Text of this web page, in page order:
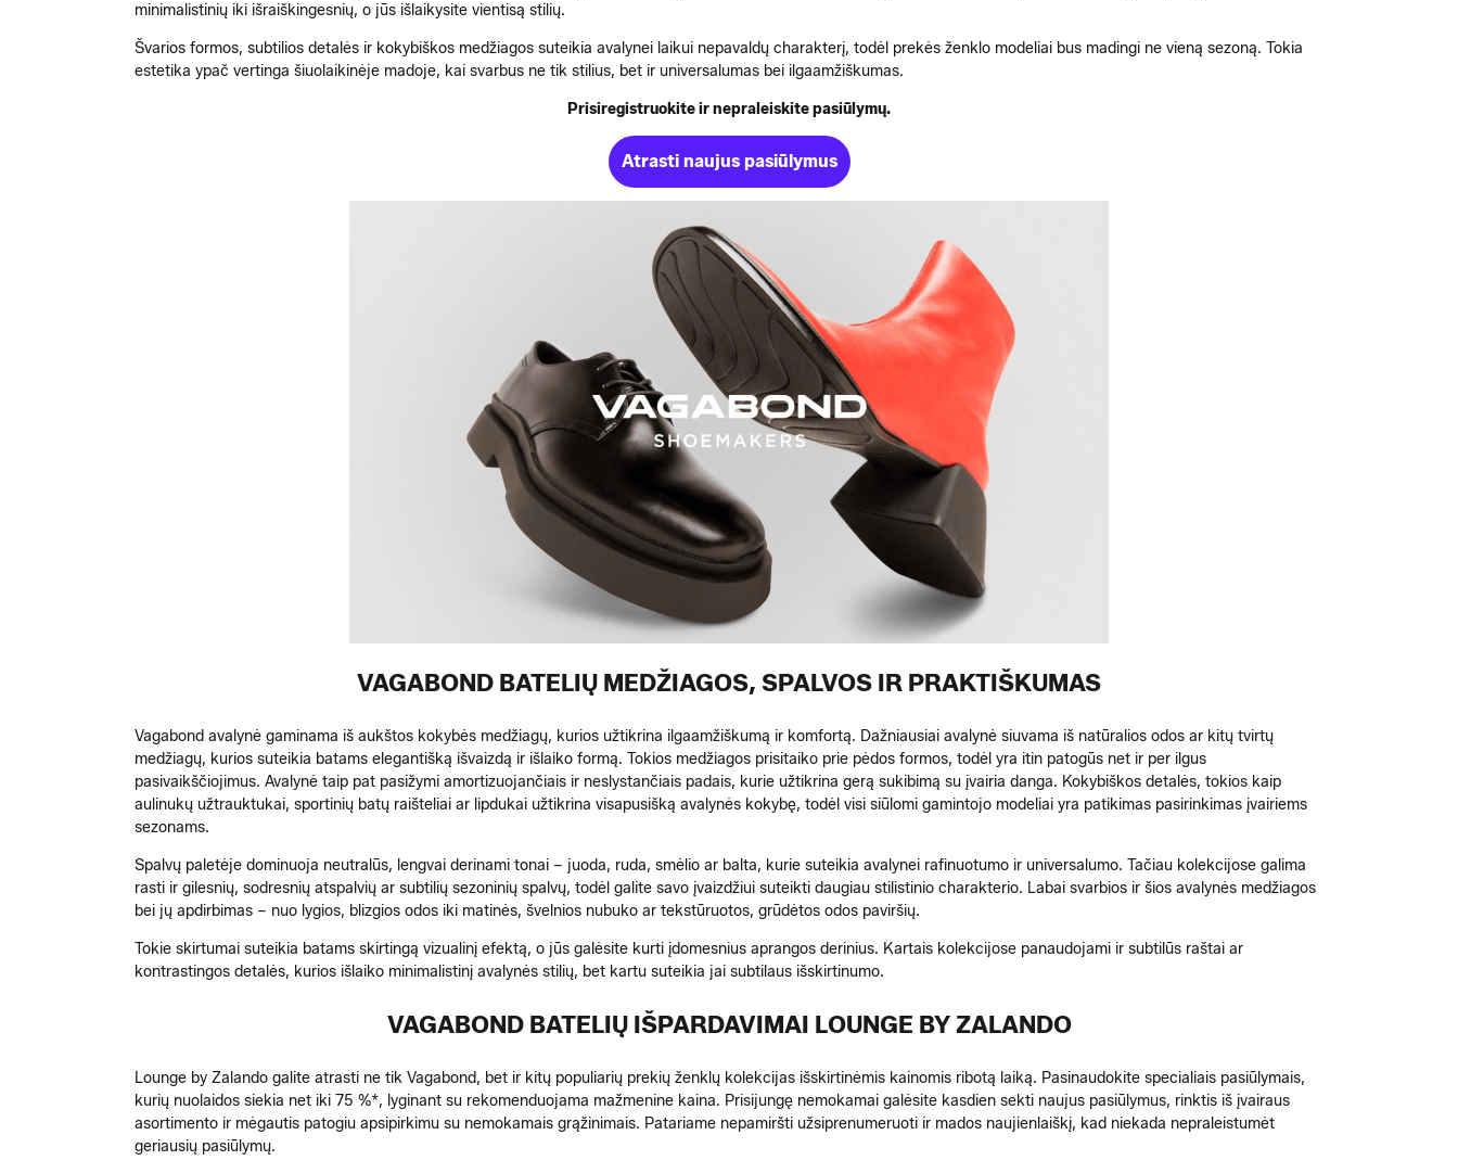
minimalistinių iki išraiškingesnių, o jūs išlaikysite vientisą stilių.
Švarios formos, subtilios detalės ir kokybiškos medžiagos suteikia avalynei laikui nepavaldų charakterį, todėl prekės ženklo modeliai bus madingi ne vieną sezoną. Tokia
estetika ypač vertinga šiuolaikinėje madoje, kai svarbus ne tik stilius, bet ir universalumas bei ilgaamžiškumas.
Prisiregistruokite ir nepraleiskite pasiūlymų.
Atrasti naujus pasiūlymus
VAGABOND BATELIŲ MEDŽIAGOS, SPALVOS IR PRAKTIŠKUMAS
Vagabond avalynė gaminama iš aukštos kokybės medžiagų, kurios užtikrina ilgaamžiškumą ir komfortą. Dažniausiai avalynė siuvama iš natūralios odos ar kitų tvirtų
medžiagų, kurios suteikia batams elegantišką išvaizdą ir išlaiko formą. Tokios medžiagos prisitaiko prie pėdos formos, todėl yra itin patogūs net ir per ilgus
pasivaikščiojimus. Avalynė taip pat pasižymi amortizuojančiais ir neslystančiais padais, kurie užtikrina gerą sukibimą su įvairia danga. Kokybiškos detalės, tokios kaip
aulinukų užtrauktukai, sportinių batų raišteliai ar lipdukai užtikrina visapusišką avalynės kokybę, todėl visi siūlomi gamintojo modeliai yra patikimas pasirinkimas įvairiems
sezonams.
Spalvų paletėje dominuoja neutralūs, lengvai derinami tonai – juoda, ruda, smėlio ar balta, kurie suteikia avalynei rafinuotumo ir universalumo. Tačiau kolekcijose galima
rasti ir gilesnių, sodresnių atspalvių ar subtilių sezoninių spalvų, todėl galite savo įvaizdžiui suteikti daugiau stilistinio charakterio. Labai svarbios ir šios avalynės medžiagos
bei jų apdirbimas – nuo lygios, blizgios odos iki matinės, švelnios nubuko ar tekstūruotos, grūdėtos odos paviršių.
Tokie skirtumai suteikia batams skirtingą vizualinį efektą, o jūs galėsite kurti įdomesnius aprangos derinius. Kartais kolekcijose panaudojami ir subtilūs raštai ar
kontrastingos detalės, kurios išlaiko minimalistinį avalynės stilių, bet kartu suteikia jai subtilaus išskirtinumo.
VAGABOND BATELIŲ IŠPARDAVIMAI LOUNGE BY ZALANDO
Lounge by Zalando galite atrasti ne tik Vagabond, bet ir kitų populiarių prekių ženklų kolekcijas išskirtinėmis kainomis ribotą laiką. Pasinaudokite specialiais pasiūlymais,
kurių nuolaidos siekia net iki 75 %*, lyginant su rekomenduojama mažmenine kaina. Prisijungę nemokamai galėsite kasdien sekti naujus pasiūlymus, rinktis iš įvairaus
asortimento ir mėgautis patogiu apsipirkimu su nemokamais grąžinimais. Patariame nepamiršti užsiprenumeruoti ir mados naujienlaiškį, kad niekada nepraleistumėt
geriausių pasiūlymų.